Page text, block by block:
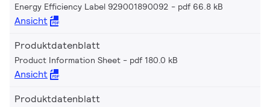
Energy Efficiency Label 929001890092 pdf 66.8 kB
Ansicht
Produktdatenblatt
Product Information Sheet pdf 180.0 kB
Ansicht
Produktdatenblatt